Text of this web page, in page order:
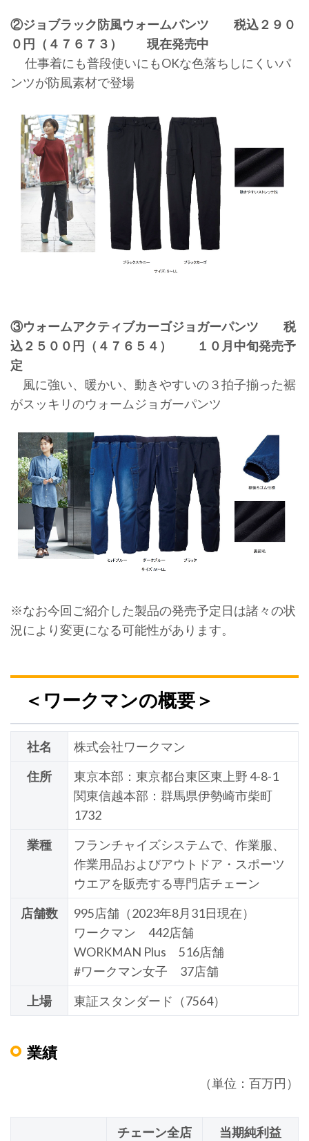
②ジョブラック防風ウォームパンツ 税込２９０
０円（４７６７３） 現在発売中
仕事着にも普段使いにもOKな色落ちしにくいパ
ンツが防風素材で登場
③ウォームアクティブカーゴジョガーパンツ 税
込２５００円（４７６５４） １０月中旬発売予
定
風に強い、暖かい、動きやすいの３拍子揃った裾
がスッキリのウォームジョガーパンツ
※なお今回ご紹介した製品の発売予定日は諸々の状
況により変更になる可能性があります。
＜ワークマンの概要＞
社名
株式会社ワークマン
住所
東京本部：東京都台東区東上野 4-8-1
関東信越本部：群馬県伊勢崎市柴町
1732
業種
フランチャイズシステムで、作業服、
作業用品およびアウトドア・スポーツ
ウエアを販売する専門店チェーン
店舗数
995店舗（2023年8月31日現在）
ワークマン 442店舗
WORKMAN Plus 516店舗
#ワークマン女子 37店舗
上場
東証スタンダード（7564）
業績
（単位：百万円）
チェーン全店
当期純利益